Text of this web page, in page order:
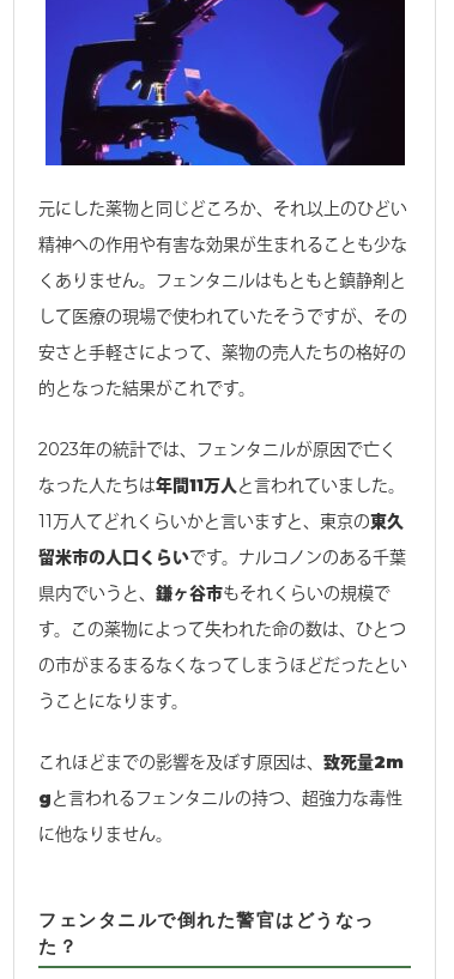
元にした薬物と同じどころか、それ以上のひどい
精神への作用や有害な効果が生まれることも少な
くありません。フェンタニルはもともと鎮静剤と
して医療の現場で使われていたそうですが、その
安さと手軽さによって、薬物の売人たちの格好の
的となった結果がこれです。
2023年の統計では、フェンタニルが原因で亡く
なった人たちは年間11万人と言われていました。
11万人てどれくらいかと言いますと、東京の東久
留米市の人口くらいです。ナルコノンのある千葉
県内でいうと、鎌ヶ谷市もそれくらいの規模で
す。この薬物によって失われた命の数は、ひとつ
の市がまるまるなくなってしまうほどだったとい
うことになります。
これほどまでの影響を及ぼす原因は、致死量2m
gと言われるフェンタニルの持つ、超強力な毒性
に他なりません。
フェンタニルで倒れた警官はどうなっ
た？